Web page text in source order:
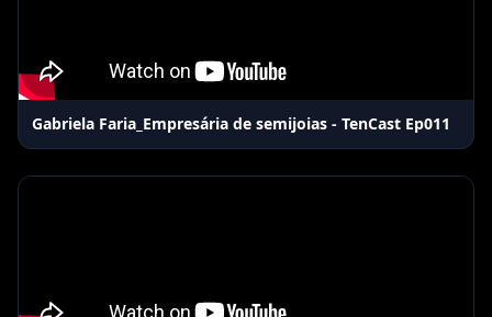
Gabriela Faria_Empresária de semijoias - TenCast Ep011